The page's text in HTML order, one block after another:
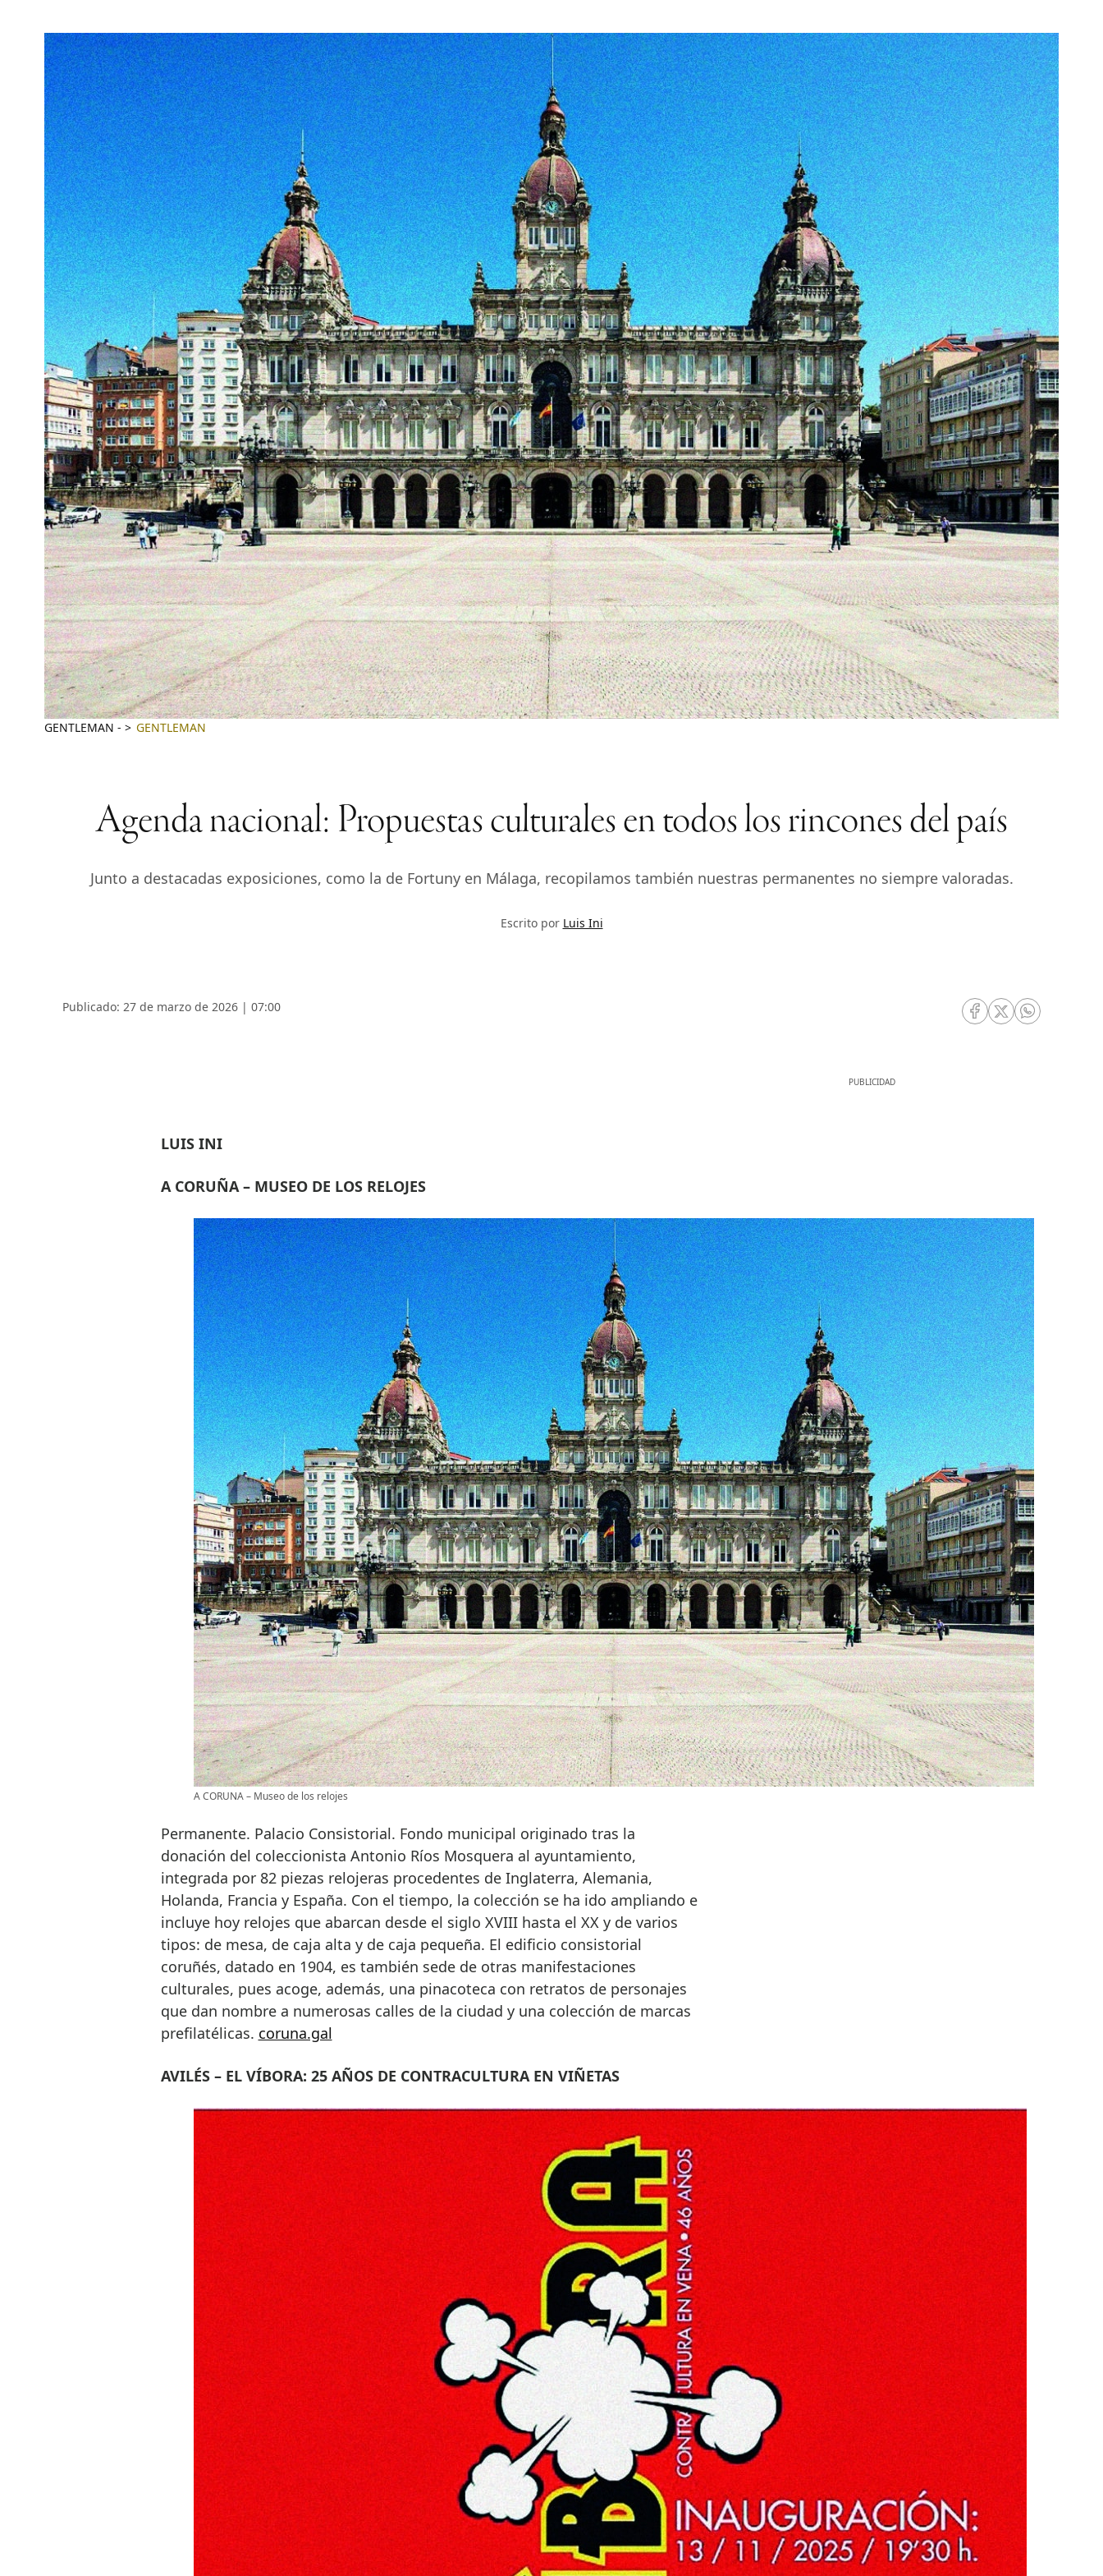
GENTLEMAN - GENTLEMAN
Agenda nacional: Propuestas culturales en todos los rincones del país
Junto a destacadas exposiciones, como la de Fortuny en Málaga, recopilamos también nuestras permanentes no siempre valoradas.
Escrito por Luis Ini
Publicado: 27 de marzo de 2026 | 07:00
RRSS Facebook
RRSS Twitter
RRSS
LUIS INI
A CORUÑA – MUSEO DE LOS RELOJES
A CORUNA – Museo de los relojes
Permanente. Palacio Consistorial. Fondo municipal originado tras la
donación del coleccionista Antonio Ríos Mosquera al ayuntamiento,
integrada por 82 piezas relojeras procedentes de Inglaterra, Alemania,
Holanda, Francia y España. Con el tiempo, la colección se ha ido ampliando e
incluye hoy relojes que abarcan desde el siglo XVIII hasta el XX y de varios
tipos: de mesa, de caja alta y de caja pequeña. El edificio consistorial
coruñés, datado en 1904, es también sede de otras manifestaciones
culturales, pues acoge, además, una pinacoteca con retratos de personajes
que dan nombre a numerosas calles de la ciudad y una colección de marcas
prefilatélicas. coruna.gal
AVILÉS – EL VÍBORA: 25 AÑOS DE CONTRACULTURA EN VIÑETAS